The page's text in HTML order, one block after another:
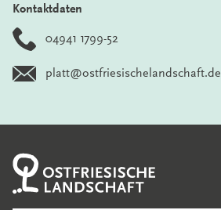
Kontaktdaten
04941 1799-52
platt@ostfriesischelandschaft.de